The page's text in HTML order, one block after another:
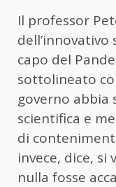
Il professor
capo del
sottolineato
governo abbia
scientifica e
di
invece, dice, si
nulla fosse